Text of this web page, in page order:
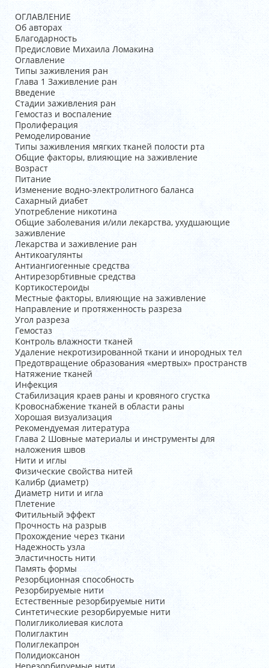
ОГЛАВЛЕНИЕ
Об авторах
Благодарность
Предисловие Михаила Ломакина
Оглавление
Типы заживления ран
Глава 1 Заживление ран
Введение
Стадии заживления ран
Гемостаз и воспаление
Пролиферация
Ремоделирование
Типы заживления мягких тканей полости рта
Общие факторы, влияющие на заживление
Возраст
Питание
Изменение водно-электролитного баланса
Сахарный диабет
Употребление никотина
Общие заболевания и/или лекарства, ухудшающие
заживление
Лекарства и заживление ран
Антикоагулянты
Антиангиогенные средства
Антирезорбтивные средства
Кортикостероиды
Местные факторы, влияющие на заживление
Направление и протяженность разреза
Угол разреза
Гемостаз
Контроль влажности тканей
Удаление некротизированной ткани и инородных тел
Предотвращение образования «мертвых» пространств
Натяжение тканей
Инфекция
Стабилизация краев раны и кровяного сгустка
Кровоснабжение тканей в области раны
Хорошая визуализация
Рекомендуемая литература
Глава 2 Шовные материалы и инструменты для
наложения швов
Нити и иглы
Физические свойства нитей
Калибр (диаметр)
Диаметр нити и игла
Плетение
Фитильный эффект
Прочность на разрыв
Прохождение через ткани
Надежность узла
Эластичность нити
Память формы
Резорбционная способность
Резорбируемые нити
Естественные резорбируемые нити
Синтетические резорбируемые нити
Полигликолиевая кислота
Полиглактин
Полиглекапрон
Полидиоксанон